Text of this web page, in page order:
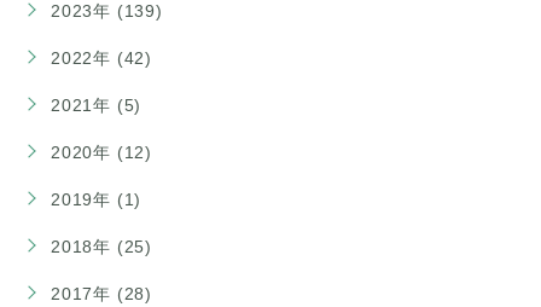
2023年 (139)
2022年 (42)
2021年 (5)
2020年 (12)
2019年 (1)
2018年 (25)
2017年 (28)